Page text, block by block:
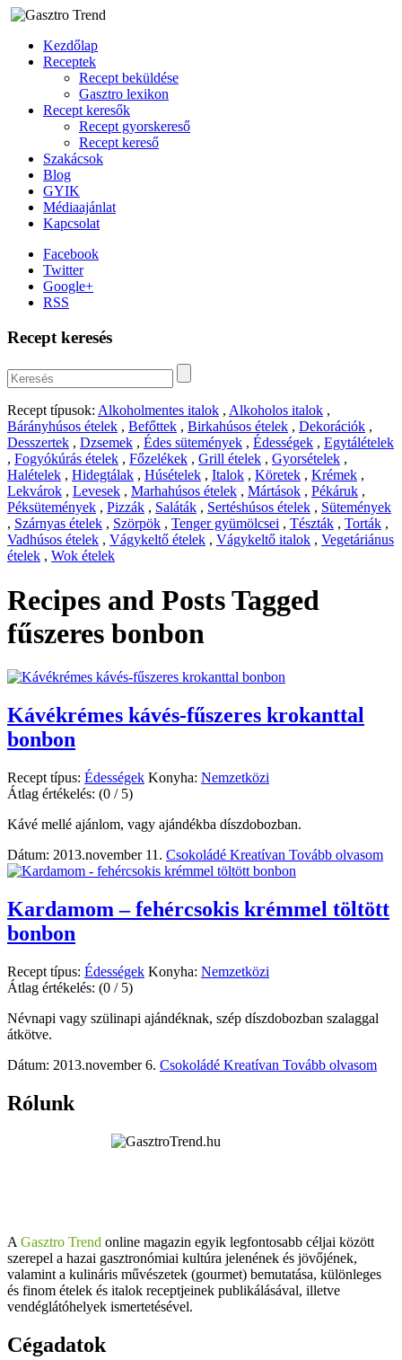
Kezdőlap
Receptek
Recept beküldése
Gasztro lexikon
Recept keresők
Recept gyorskereső
Recept kereső
Szakácsok
Blog
GYIK
Médiaajánlat
Kapcsolat
Facebook
Twitter
Google+
RSS
Recept keresés
Recept típusok: Alkoholmentes italok , Alkoholos italok ,
Bárányhúsos ételek , Befőttek , Birkahúsos ételek , Dekorációk ,
Desszertek , Dzsemek , Édes sütemények , Édességek , Egytálételek
, Fogyókúrás ételek , Főzelékek , Grill ételek , Gyorsételek ,
Halételek , Hidegtálak , Húsételek , Italok , Köretek , Krémek ,
Lekvárok , Levesek , Marhahúsos ételek , Mártások , Pékáruk ,
Péksütemények , Pizzák , Saláták , Sertéshúsos ételek , Sütemények
, Szárnyas ételek , Szörpök , Tenger gyümölcsei , Tészták , Torták ,
Vadhúsos ételek , Vágykeltő ételek , Vágykeltő italok , Vegetáriánus
ételek , Wok ételek
Recipes and Posts Tagged
fűszeres bonbon
Kávékrémes kávés-fűszeres krokanttal
bonbon
Recept típus: Édességek Konyha: Nemzetközi
Átlag értékelés: (0 / 5)
Kávé mellé ajánlom, vagy ajándékba díszdobozban.
Dátum: 2013.november 11. Csokoládé Kreatívan Tovább olvasom
Kardamom – fehércsokis krémmel töltött
bonbon
Recept típus: Édességek Konyha: Nemzetközi
Átlag értékelés: (0 / 5)
Névnapi vagy szülinapi ajándéknak, szép díszdobozban szalaggal
átkötve.
Dátum: 2013.november 6. Csokoládé Kreatívan Tovább olvasom
Rólunk
A Gasztro Trend online magazin egyik legfontosabb céljai között
szerepel a hazai gasztronómiai kultúra jelenének és jövőjének,
valamint a kulináris művészetek (gourmet) bemutatása, különleges
és finom ételek és italok receptjeinek publikálásával, illetve
vendéglátóhelyek ismertetésével.
Cégadatok